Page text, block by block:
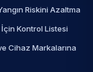
Riskini Azaltma
İçin Kontrol Listesi
Cihaz Markalarına